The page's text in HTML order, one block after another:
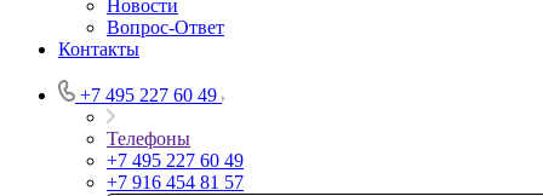
Новости
Вопрос-Ответ
Контакты
+7 495 227 60 49
Телефоны
+7 495 227 60 49
+7 916 454 81 57